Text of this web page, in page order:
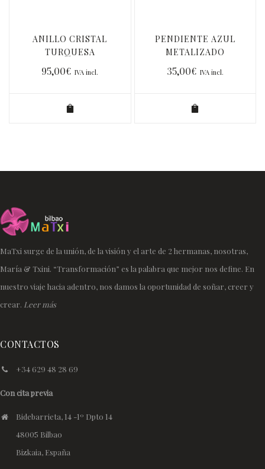
ANILLO CRISTAL
TURQUESA
95,00€ IVA incl.
PENDIENTE AZUL
METALIZADO
35,00€ IVA incl.
MaTxi surge de la unión, de la visión y el arte de 2 hermanas, nosotras,
María & Txini. “Transformación” es la palabra que mejor nos define. En
nuestro viaje hacia adentro, nos damos la oportunidad de soñar, creer y
crear. Leer más
CONTACTOS
+34 629 48 28 69
Con cita previa
Bidebarrieta, 14 -1º Dpto 14
48005 Bilbao
Bizkaia, España